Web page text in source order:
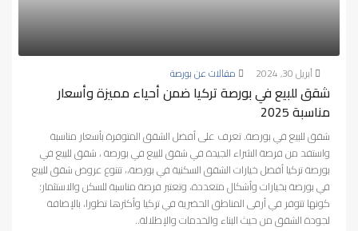
أبريل 30, 2024 مقالات عن بورصة
شقق للبيع في بورصة تركيا ضمن أحياء مميزة وأسعار
مناسبة 2025
شقق للبيع في بورصة. تعرف على أفضل الشقق المتوفرة بأسعار مناسبة
واستفد من فرصة الشراء الجيدة في شقق للبيع في بورصة ، شقق للبيع في
بورصة تركيا أفضل خيارات الشقق السكنية في بورصة،، تتنوع عروض شقق للبيع
في بورصة بخيارات وأشكال متعددة، وتعتبر فرصة مناسبة للسكن والاستثمار؛
كونها تتوفر في أرقى المناطق الحضرية في تركيا وأكثرها تطورا، بالإضافة
لجودة الشقق من حيث البناء والخدمات والإطلالة..